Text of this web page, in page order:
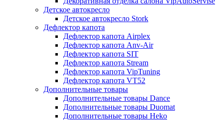
Детское автокресло
Детское автокресло Stork
Дефлектор капота
Дефлектор капота Airplex
Дефлектор капота Anv-Air
Дефлектор капота SIT
Дефлектор капота Stream
Дефлектор капота VipTuning
Дефлектор капота VT52
Дополнительные товары
Дополнительные товары Dance
Дополнительные товары Duomat
Дополнительные товары Heko